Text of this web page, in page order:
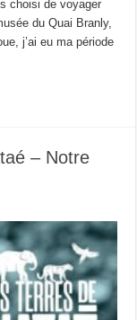
choisi de voyager
du Quai Branly,
j’ai eu ma période
– Notre